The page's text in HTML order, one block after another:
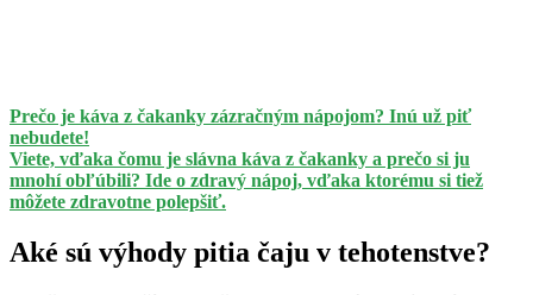
Prečo je káva z čakanky zázračným nápojom? Inú už piť
nebudete!
Viete, vďaka čomu je slávna káva z čakanky a prečo si ju
mnohí obľúbili? Ide o zdravý nápoj, vďaka ktorému si tiež
môžete zdravotne polepšiť.
Aké sú výhody pitia čaju v tehotenstve?